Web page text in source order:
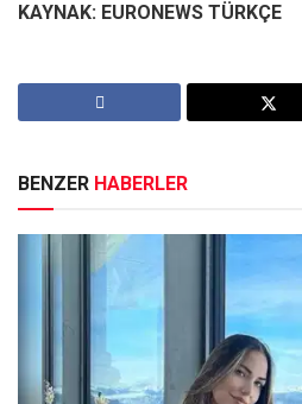
KAYNAK: EURONEWS TÜRKÇE
BENZER HABERLER